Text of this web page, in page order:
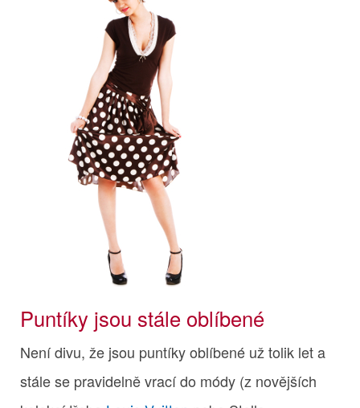
Puntíky jsou stále oblíbené
Není divu, že jsou puntíky oblíbené už tolik let a
stále se pravidelně vrací do módy (z novějších